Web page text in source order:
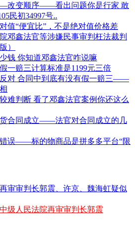
改变顺序——看出问题你是行家 敢
民初34997号..
值“便宜比”，不是绝对值价格差
邓鑫法官等涉嫌民事审判枉法裁判
）
钱 你知道邓鑫法官咋说嘛
一赔三计算标准是1199元三倍
对 合同中到底有没有假一赔三——
难判断 看了邓鑫法官案例你还这么
合同成立——法官对合同成立的几
误——标的物商品是拼多多平台“限
审审判长郭震、许京、魏海虹疑似
级人民法院再审审判长郭震